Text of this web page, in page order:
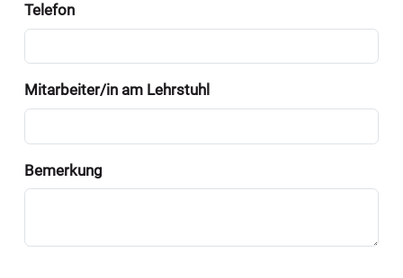
Telefon
Mitarbeiter/in am Lehrstuhl
Bemerkung